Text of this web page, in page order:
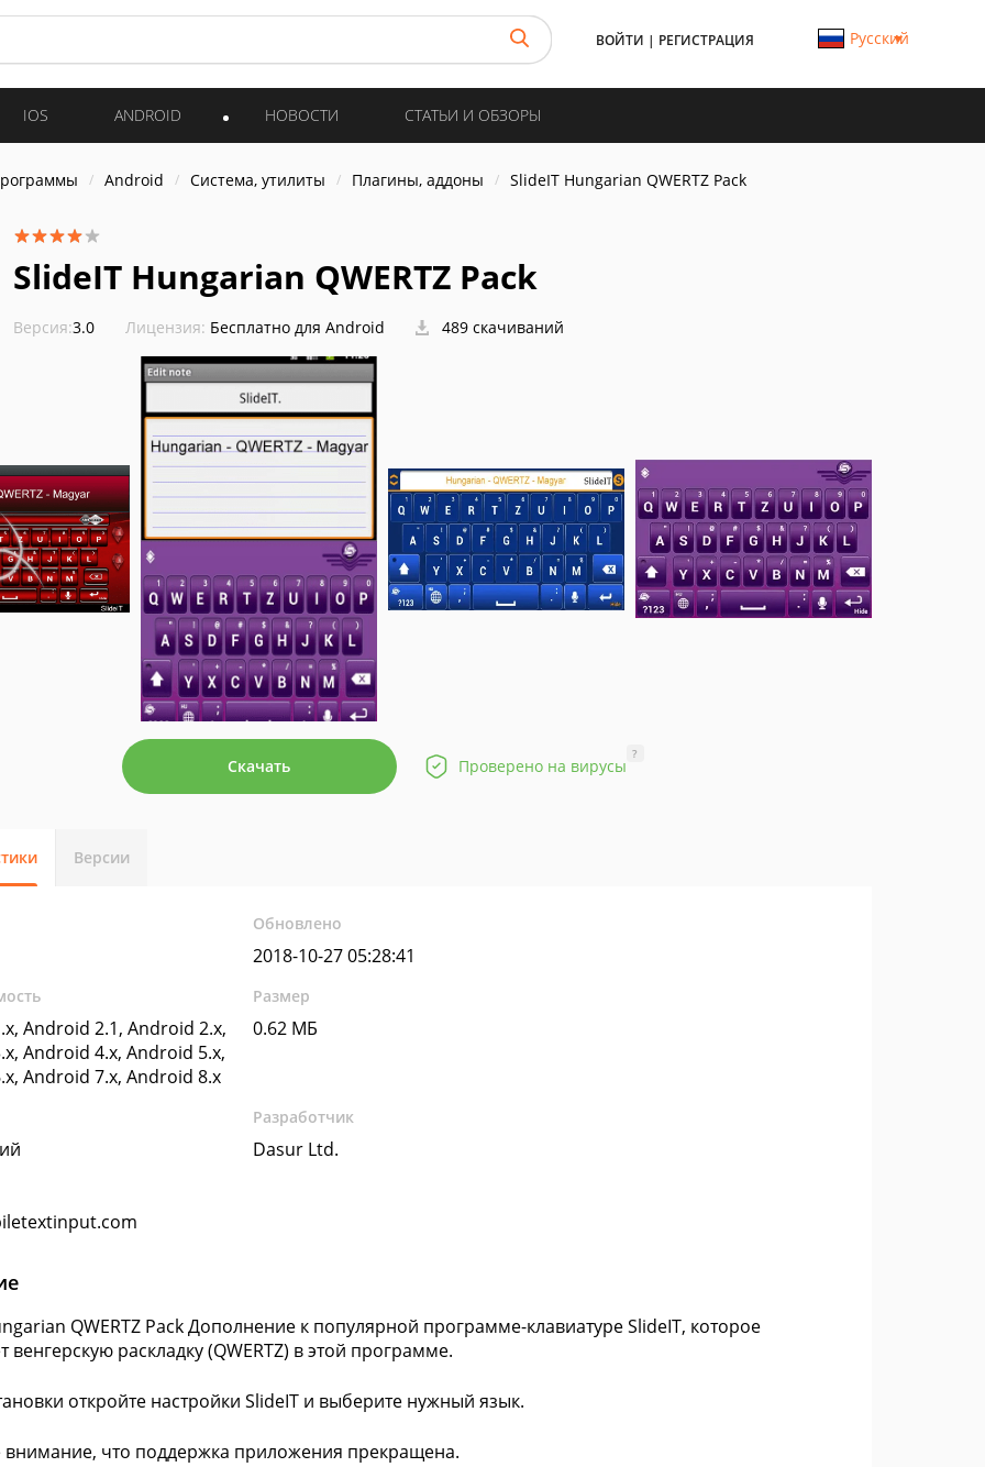
ВОЙТИ | РЕГИСТРАЦИЯ Русский
IOS ANDROID НОВОСТИ СТАТЬИ И ОБЗОРЫ
Android Система, утилиты Плагины, аддоны SlideIT Hungarian QWERTZ Pack
SlideIT Hungarian QWERTZ Pack
Версия:3.0 Лицензия: Бесплатно для Android 489 скачиваний
Скачать Проверено на вирусы
?
Версии
Обновлено
2018-10-27 05:28:41
Android 2.1, Android 2.x,
Android 4.x, Android 5.x,
Android 7.x, Android 8.x
Размер
0.62 МБ
Разработчик
Dasur Ltd.
QWERTZ Pack Дополнение к популярной программе-клавиатуре SlideIT, которое
венгерскую раскладку (QWERTZ) в этой программе.
откройте настройки SlideIT и выберите нужный язык.
внимание, что поддержка приложения прекращена.